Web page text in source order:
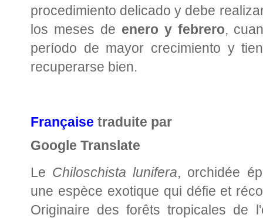
procedimiento delicado y debe
los meses de enero y febrero,
período de mayor crecimiento y
recuperarse bien.
Française traduite par
Google Translate
Le Chiloschista lunifera, orchidée
une espèce exotique qui défie et
Originaire des forêts tropicales de